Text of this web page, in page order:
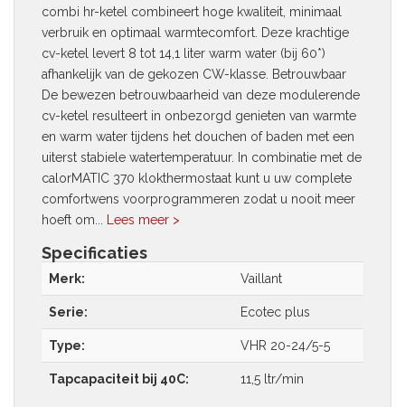
combi hr-ketel combineert hoge kwaliteit, minimaal
verbruik en optimaal warmtecomfort. Deze krachtige
cv-ketel levert 8 tot 14,1 liter warm water (bij 60*)
afhankelijk van de gekozen CW-klasse. Betrouwbaar
De bewezen betrouwbaarheid van deze modulerende
cv-ketel resulteert in onbezorgd genieten van warmte
en warm water tijdens het douchen of baden met een
uiterst stabiele watertemperatuur. In combinatie met de
calorMATIC 370 klokthermostaat kunt u uw complete
comfortwens voorprogrammeren zodat u nooit meer
hoeft om...
Lees meer >
Specificaties
Merk: Vaillant
Serie: Ecotec plus
Type: VHR 20-24/5-5
Tapcapaciteit bij 40C: 11,5 ltr/min